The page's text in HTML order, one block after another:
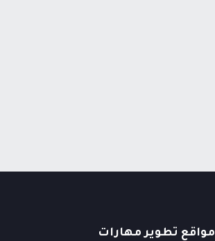
مواقع تطوير مهارات